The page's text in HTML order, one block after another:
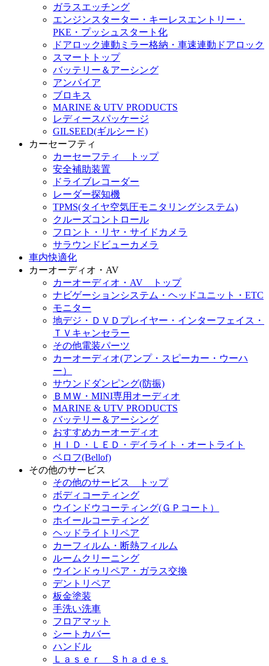
ガラスエッチング
エンジンスターター・キーレスエントリー・
PKE・プッシュスタート化
ドアロック連動ミラー格納・車速連動ドアロック
スマートトップ
バッテリー＆アーシング
アンパイア
ブロキス
MARINE & UTV PRODUCTS
レディースパッケージ
GILSEED(ギルシード)
カーセーフティ
カーセーフティ トップ
安全補助装置
ドライブレコーダー
レーダー探知機
TPMS(タイヤ空気圧モニタリングシステム)
クルーズコントロール
フロント・リヤ・サイドカメラ
サラウンドビューカメラ
車内快適化
カーオーディオ・AV
カーオーディオ・AV トップ
ナビゲーションシステム・ヘッドユニット・ETC
モニター
地デジ・ＤＶＤプレイヤー・インターフェイス・
ＴＶキャンセラー
その他電装パーツ
カーオーディオ(アンプ・スピーカー・ウーハ
ー）
サウンドダンピング(防振)
ＢＭＷ・MINI専用オーディオ
MARINE & UTV PRODUCTS
バッテリー＆アーシング
おすすめカーオーディオ
ＨＩＤ・ＬＥＤ・デイライト・オートライト
ベロフ(Bellof)
その他のサービス
その他のサービス トップ
ボディコーティング
ウインドウコーティング(ＧＰコート）
ホイールコーティング
ヘッドライトリペア
カーフィルム・断熱フィルム
ルームクリーニング
ウインドゥリペア・ガラス交換
デントリペア
板金塗装
手洗い洗車
フロアマット
シートカバー
ハンドル
Ｌａｓｅｒ Ｓｈａｄｅｓ